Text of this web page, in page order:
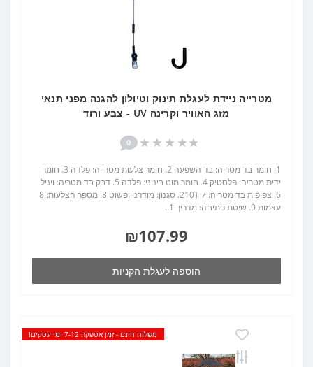
מטרייה ניידת לעגלת תינוק וטיולון להגנה מפני תנאי
מזג האוויר וקרינה UV - צבע ורוד
0
1. חומר בד מטריה: בד השפעה 2. חומר צלעות מטרייה: פלדה 3. חומר
ידית מטריה: פלסטיק 4. חומר מוט בינוני: פלדה 5. דבק בד מטריה: ויניל
6. צפיפות בד מטריה: 210T 7. סגנון: מודרני ופשוט 8. מספר הצלעות: 8
עצמות 9. שיטת פתיחה: מדריך 1..
₪107.99
הוספה לעגלת הקניות
משלוח חינם - זמן אספקה 7-12 ימי עסקים!